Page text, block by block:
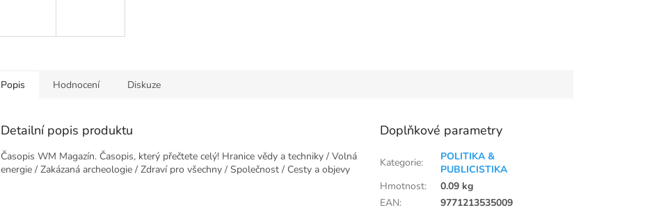
Popis Hodnocení Diskuze
Detailní popis produktu
Časopis WM Magazín. Časopis, který přečtete celý! Hranice vědy a techniky / Volná
energie / Zakázaná archeologie / Zdraví pro všechny / Společnost / Cesty a objevy
Doplňkové parametry
Kategorie:
POLITIKA &
PUBLICISTIKA
Hmotnost:
0.09 kg
EAN: 9771213535009